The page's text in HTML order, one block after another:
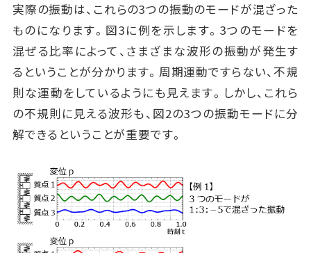
実際の振動は、これらの3つの振動のモードが混ざった
ものになります。図3に例を示します。3つのモードを
混ぜる比率によって、さまざまな波形の振動が発生す
るということが分かります。周期運動ですらない、不規
則な運動をしているようにも見えます。しかし、これら
の不規則に見える波形も、図2の3つの振動モードに分
解できるということが重要です。